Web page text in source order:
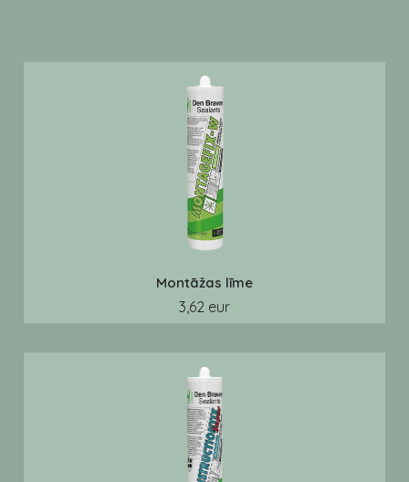
Montāžas līme
3,62 eur